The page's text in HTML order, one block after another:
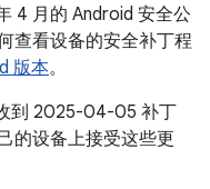
4 月的 Android 安全公
查看设备的安全补丁程
版本。
到 2025-04-05 补丁
的设备上接受这些更